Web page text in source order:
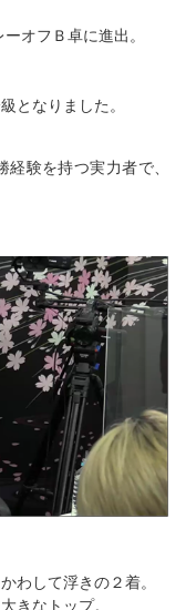
オフＢ卓に進出。
となりました。
験を持つ実力者で、
わして浮きの２着。
きなトップ。